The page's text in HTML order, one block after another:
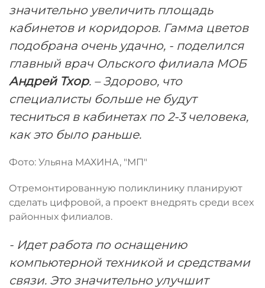
значительно увеличить площадь
кабинетов и коридоров. Гамма цветов
подобрана очень удачно, - поделился
главный врач Ольского филиала МОБ
Андрей Тхор. – Здорово, что
специалисты больше не будут
тесниться в кабинетах по 2-3 человека,
как это было раньше.
Фото: Ульяна МАХИНА, "МП"
Отремонтированную поликлинику планируют
сделать цифровой, а проект внедрять среди всех
районных филиалов.
- Идет работа по оснащению
компьютерной техникой и средствами
связи. Это значительно улучшит